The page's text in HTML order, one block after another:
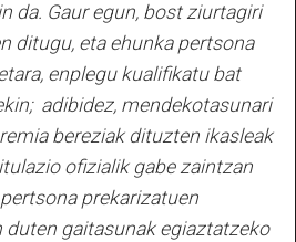
da. Gaur egun, bost ziurtagiri
ditugu, eta ehunka pertsona
enplegu kualifikatu bat
adibidez, mendekotasunari
bereziak dituzten ikasleak
ofizialik gabe zaintzan
prekarizatuen
gaitasunak egiaztatzeko